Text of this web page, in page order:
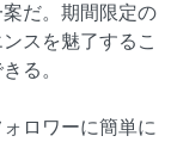
だ。期間限定の
スを魅了するこ
る。
ロワーに簡単に